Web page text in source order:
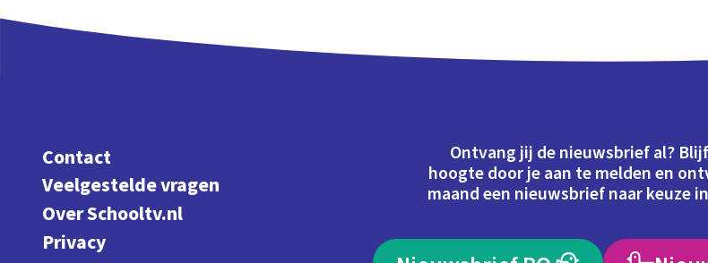
Contact
Veelgestelde vragen
Over Schooltv.nl
Privacy
Ontvang jij de nieuwsbrief al?
hoogte door je aan te melden en
maand een nieuwsbrief naar keuze